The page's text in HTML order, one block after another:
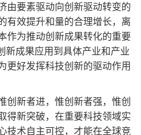
由要素驱动向创新驱动转变的
有效提升和量的合理增长，离
作为推动创新成果转化的重要
新成果应用到具体产业和产业
更好发挥科技创新的驱动作用
创新者进，惟创新者强，惟创
得新突破，在重要科技领域实
技术自主可控，才能在全球竞